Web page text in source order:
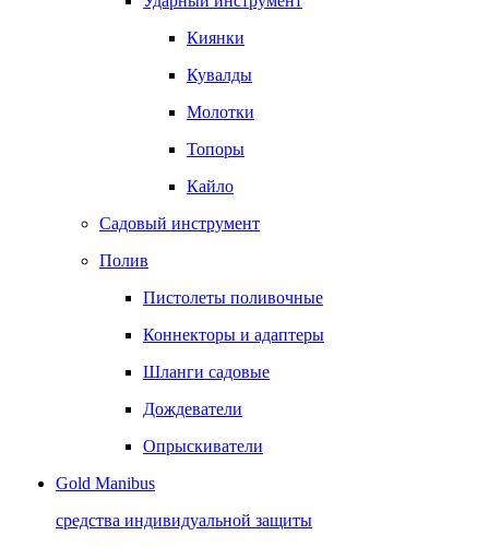
Киянки
Кувалды
Молотки
Топоры
Кайло
Садовый инструмент
Полив
Пистолеты поливочные
Коннекторы и адаптеры
Шланги садовые
Дождеватели
Опрыскиватели
Gold Manibus
средства индивидуальной защиты